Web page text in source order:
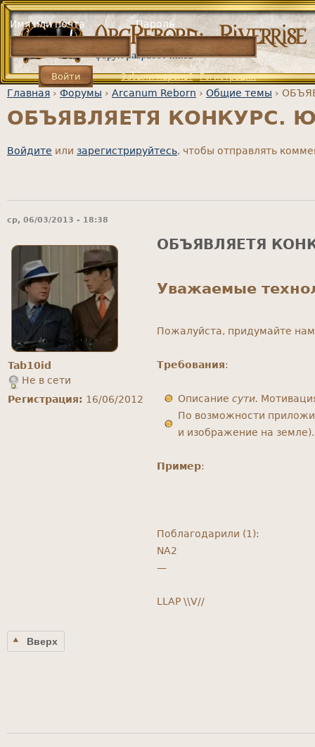
Jump to navigation
Вы здесь
Главная › Форумы › Arcanum Reborn › Общие темы ›
ОБЪЯВЛЯЕТЯ КОНКУРС.
Войдите или зарегистрируйтесь, чтобы отправлять
ср, 06/03/2013 - 18:38
Tab10id
Не в сети
Регистрация: 16/06/2012
ОБЪЯВЛЯЕТЯ
Уважаемые
Пожалуйста, придумайте
Требования:
Описание сути.
По возможности
и изображение на земле).
Пример:
Поблагодарили (1):
NA2
—
LLAP \\V//
Вверх
Имя или почта Пароль
Регистрация
Забыли пароль?